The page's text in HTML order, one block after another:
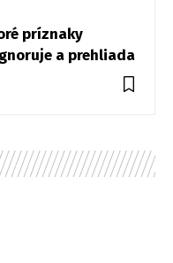
príznaky
a prehliada